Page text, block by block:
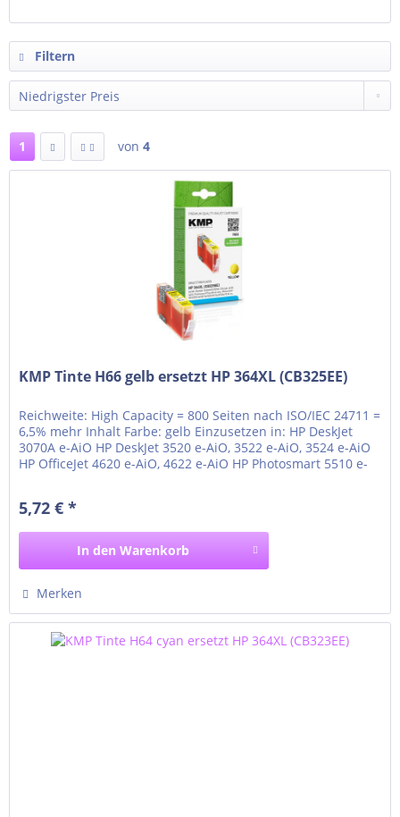
Filtern
1 von 4
KMP Tinte H66 gelb ersetzt HP 364XL (CB325EE)
Reichweite: High Capacity = 800 Seiten nach ISO/IEC 24711 =
6,5% mehr Inhalt Farbe: gelb Einzusetzen in: HP DeskJet
3070A e-AiO HP DeskJet 3520 e-AiO, 3522 e-AiO, 3524 e-AiO
HP OfficeJet 4620 e-AiO, 4622 e-AiO HP Photosmart 5510 e-
6520 e-AiO, 6525 e-AiO HP...
5,72 € *
In den Warenkorb
Merken